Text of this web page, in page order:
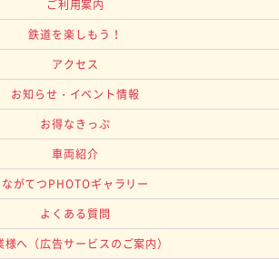
ご利用案内
鉄道を楽しもう！
アクセス
お知らせ・イベント情報
お得なきっぷ
車両紹介
ながてつPHOTOギャラリー
よくある質問
様へ （広告サービスのご案内）